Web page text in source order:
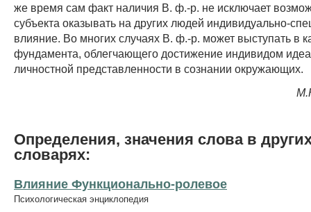
же время сам факт наличия В. ф.-р. не исключает
субъекта оказывать на других людей индивидуально-
влияние. Во многих случаях В. ф.-р. может выступать в
фундамента, облегчающего достижение индивидом
личностной представленности в сознании окружающих.
Определения, значения слова в
словарях:
Влияние Функционально-ролевое
Психологическая энциклопедия